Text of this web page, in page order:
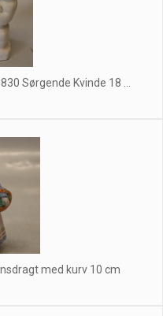
Sørgende Kvinde 18 ...
med kurv 10 cm